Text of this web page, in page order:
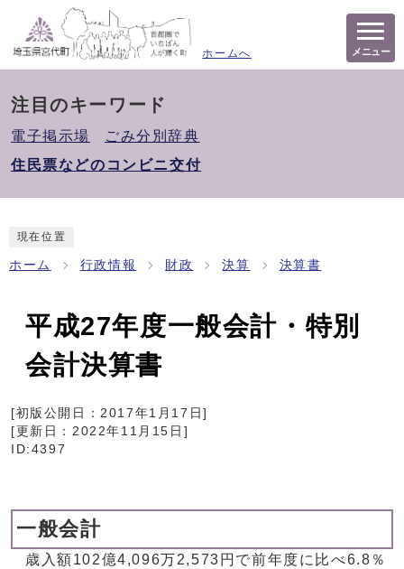
ホームへ メニュー
注目のキーワード
電子掲示場
ごみ分別辞典
住民票などのコンビニ交付
現在位置
ホーム 行政情報 財政 決算 決算書
平成27年度一般会計・特別
会計決算書
[初版公開日：2017年1月17日]
[更新日： 2022年11月15日 ]
ID:4397
一般会計
歳入額102億4,096万2,573円で前年度に比べ6.8％